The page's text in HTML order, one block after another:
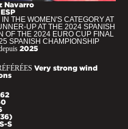
Navarro
ESP
THE WOMEN'S CATEGORY AT
UP AT THE 2024 SPANISH
OF THE 2024 EURO CUP FINAL
SPANISH CHAMPIONSHIP
2025
Very strong wind
S